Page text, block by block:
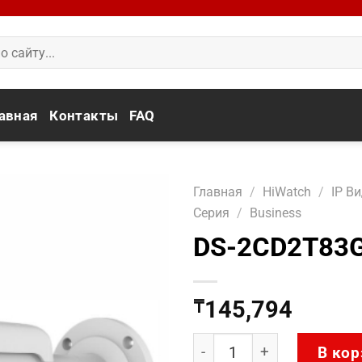
Контакты FAQ
Главная / HiWatch / IP
Серия / Business
DS-
₸145,794
Количество товара DS-
В